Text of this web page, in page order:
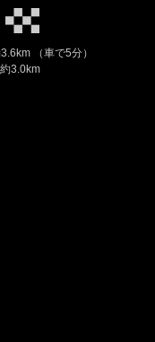
（車で5分）
3.0km